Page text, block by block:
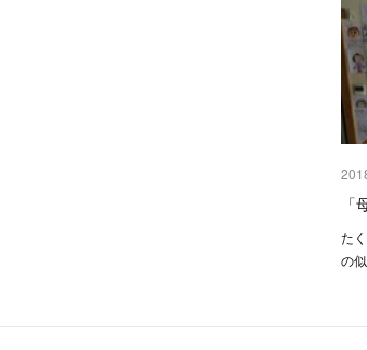
た
の